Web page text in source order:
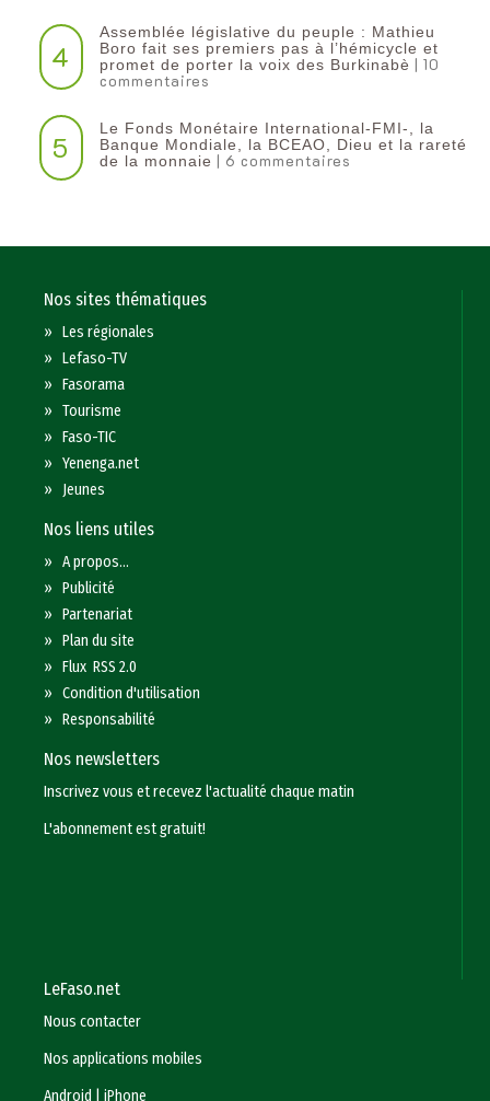
4
Assemblée législative du peuple : Mathieu
Boro fait ses premiers pas à l’hémicycle et
promet de porter la voix des Burkinabè | 10
commentaires
5
Le Fonds Monétaire International-FMI-, la
Banque Mondiale, la BCEAO, Dieu et la rareté
de la monnaie | 6 commentaires
Nos sites thématiques
»Les régionales
»Lefaso-TV
»Fasorama
»Tourisme
»Faso-TIC
»Yenenga.net
» Jeunes
Nos liens utiles
»A propos...
»Publicité
»Partenariat
»Plan du site
»Flux RSS 2.0
»Condition d'utilisation
»Responsabilité
Nos newsletters
Inscrivez vous et recevez l'actualité chaque matin
L'abonnement est gratuit!
LeFaso.net
Nous contacter
Nos applications mobiles
Android
|iPhone